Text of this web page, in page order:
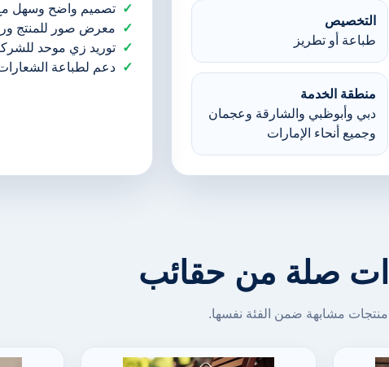
التخصيص
طباعة أو تطريز
منطقة الخدمة
دبي وأبوظبي والشارقة وعجمان
وجميع أنحاء الإمارات
تصميم واضح وسهل
معرض صور للمنتج
توريد زي موحد
دعم لطباعة
صلة من حقائب
مشابهة ضمن الفئة نفسها.